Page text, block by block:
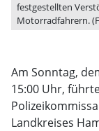
festgestellten
Motorradfahrern.
Am Sonntag,
15:00 Uhr,
Landkreises